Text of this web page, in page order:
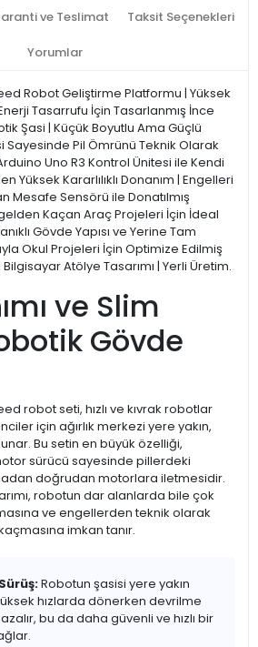
ve Teslimat Taksit Seçenekleri
Yorumlar
Robot Geliştirme Platformu | Yüksek
Tasarrufu İçin Tasarlanmış İnce
Şasi | Küçük Boyutlu Ama Güçlü
Sayesinde Pil Ömrünü Teknik Olarak
Uno R3 Kontrol Ünitesi ile Kendi
Yüksek Kararlılıklı Donanım | Engelleri
Mesafe Sensörü ile Donatılmış
Kaçan Araç Projeleri İçin İdeal
Gövde Yapısı ve Yerine Tam
Okul Projeleri İçin Optimize Edilmiş
Atölye Tasarımı | Yerli Üretim.
ve Slim
Gövde
robot seti, hızlı ve kıvrak robotlar
için ağırlık merkezi yere yakın,
Bu setin en büyük özelliği,
sürücü sayesinde pillerdeki
doğrudan motorlara iletmesidir.
robotun dar alanlarda bile çok
ve engellerden teknik olarak
imkan tanır.
Robotun şasisi yere yakın
hızlarda dönerken devrilme
bu da daha güvenli ve hızlı bir